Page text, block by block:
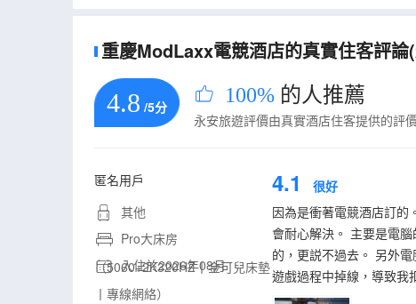
重慶ModLaxx電競酒店的真實住客評論
4.8 /5分 100% 的人推薦
永安旅遊評價由真實酒店住客提供的評
匿名用戶
其他
Pro大床房
（5060+2K320HZ丨金可兒床墊
丨專線網絡）
入住於2026年08月
4.1 很好
因為是衝著電競酒店訂的
會耐心解決。 主要是電
的，更説不過去。 另外
遊戲過程中掉線，導致我